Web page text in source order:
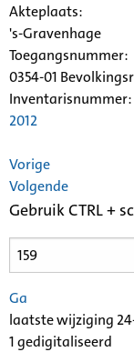
Akteplaats:
's-Gravenhage
Toegangsnummer:
0354-01
Inventarisnummer:
2012
Vorige
Volgende
Gebruik CTRL +
Ga
laatste wijziging
1 gedigitaliseerd